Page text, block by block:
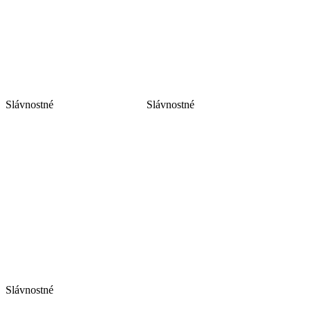
Slávnostné Slávnostné
Slávnostné